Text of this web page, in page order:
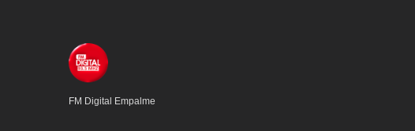
FM Digital Empalme